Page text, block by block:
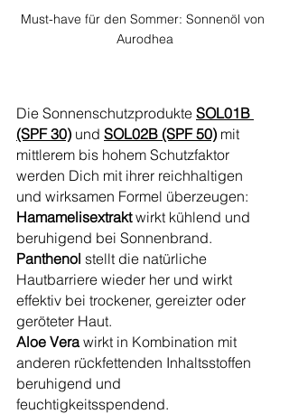
Must-have für den Sommer: Sonnenöl von
Aurodhea
Die Sonnenschutzprodukte SOL01B
(SPF 30) und SOL02B (SPF 50) mit
mittlerem bis hohem Schutzfaktor
werden Dich mit ihrer reichhaltigen
und wirksamen Formel überzeugen:
Hamamelisextrakt wirkt kühlend und
beruhigend bei Sonnenbrand.
Panthenol stellt die natürliche
Hautbarriere wieder her und wirkt
effektiv bei trockener, gereizter oder
geröteter Haut.
Aloe Vera wirkt in Kombination mit
anderen rückfettenden Inhaltsstoffen
beruhigend und
feuchtigkeitsspendend.